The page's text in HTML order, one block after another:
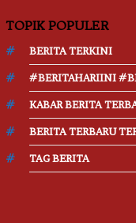
TOPIK POPULER
BERITA TERKINI
#BERITAHARIINI
KABAR BERITA
BERITA TERBARU
TAG BERITA